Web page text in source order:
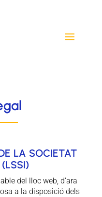
LA SOCIETAT
del lloc web, d’ara
a la disposició dels